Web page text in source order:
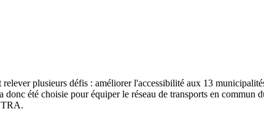
plusieurs défis : améliorer l'accessibilité aux 13
été choisie pour équiper le réseau de transports en commun